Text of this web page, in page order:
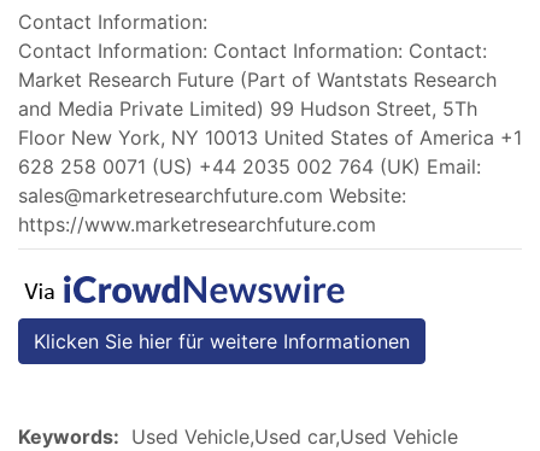
Contact Information:
Contact Information: Contact Information: Contact:
Market Research Future (Part of Wantstats Research
and Media Private Limited) 99 Hudson Street, 5Th
Floor New York, NY 10013 United States of America +1
628 258 0071 (US) +44 2035 002 764 (UK) Email:
sales@marketresearchfuture.com Website:
https://www.marketresearchfuture.com
Klicken Sie hier für weitere Informationen
Keywords: Used Vehicle,Used car,Used Vehicle